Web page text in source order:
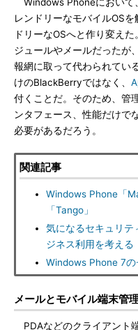
レンドリーなモバイルOS
ドリーなOSへと作り変え
ジュールやメールだったが
報網に取って代わられてい
けのBlackBerryではなく、
付くことだ。そのため、管
ンタフェース、性能だけで
必要があるだろう。
関連記事
Windows Phone「
「Tango」
気になるセキュリ
ジネス利用を考える
Windows Phone 7
メールとモバイル端末管
PDAなどのクライアント